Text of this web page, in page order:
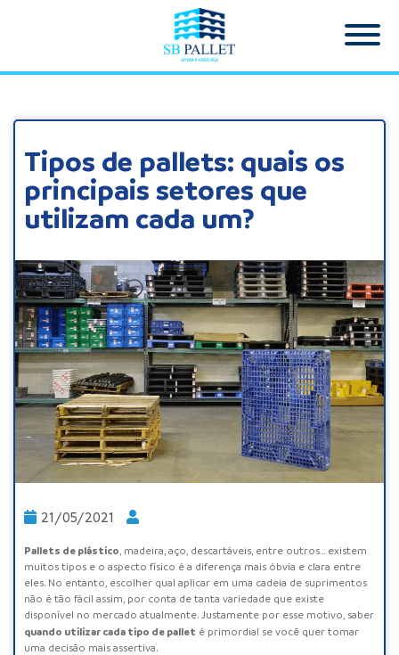
Tipos de pallets: quais os
principais setores que
utilizam cada um?
21/05/2021
Pallets de plástico, madeira,aço, descartáveis, entre outros… existem
muitos tipos e o aspecto físico é a diferença mais óbvia e clara entre
eles. No entanto, escolher qual aplicar em uma cadeia de suprimentos
não é tão fácil assim, por conta de tanta variedade que existe
disponível no mercado atualmente. Justamente por esse motivo, saber
quando utilizar cada tipo de pallet é primordial se você quer tomar
uma decisão mais assertiva.